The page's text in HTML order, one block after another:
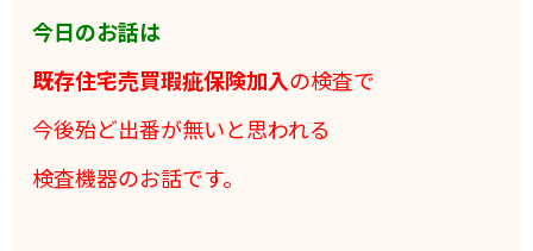
今日のお話は
既存住宅売買瑕疵保険加入の検査で
今後殆ど出番が無いと思われる
検査機器のお話です。